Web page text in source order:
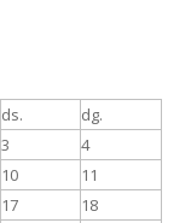
ds. dg.
3
4
10
11
17
18